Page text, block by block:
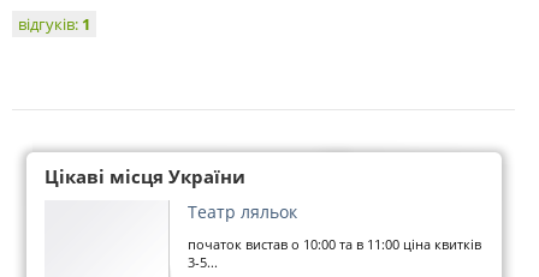
відгуків: 1
Цікаві місця України
Театр ляльок
початок вистав о 10:00 та в 11:00 ціна квитків
3-5...